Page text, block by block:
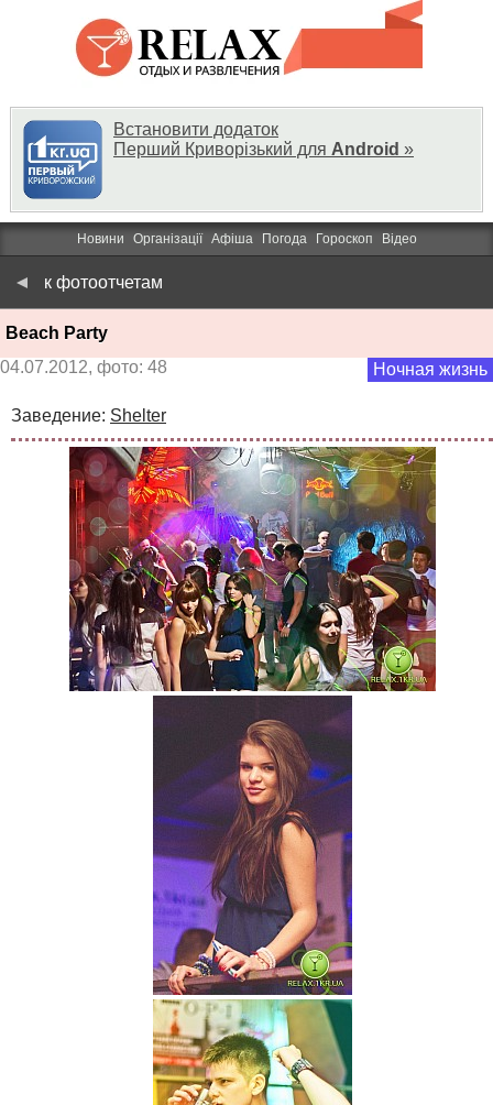
Встановити додаток
Перший Криворізький для Android »
Новини Організації Афіша Погода Гороскоп Відео
к фотоотчетам
Beach Party
Ночная жизнь
04.07.2012, фото: 48
Заведение: Shelter